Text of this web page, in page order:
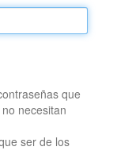
que
necesitan
ser de los